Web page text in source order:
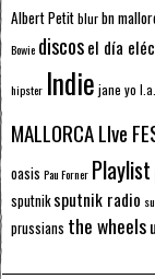
Albert Petitblurbn
Bowie discosel día
hipster Indie jane yo l.a.
MALLORCA LIve
oasis Pau Forner Playlist
sputnik sputnik radio
prussians the wheels